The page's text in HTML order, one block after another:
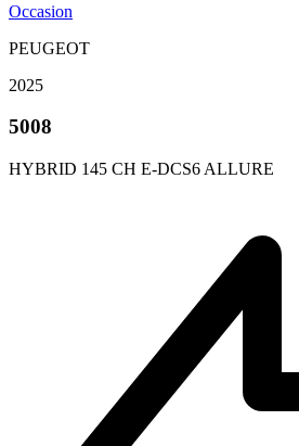
Occasion
PEUGEOT
2025
5008
HYBRID 145 CH E-DCS6 ALLURE